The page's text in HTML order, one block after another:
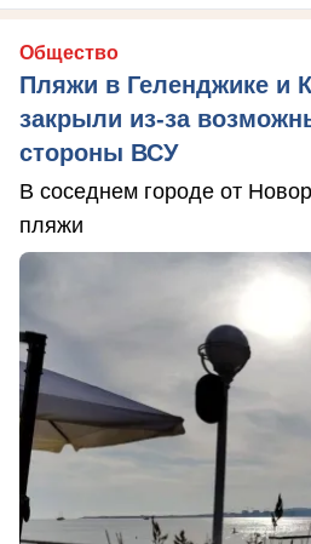
Общество
Пляжи в Геленджике и
закрыли из-за
стороны ВСУ
В соседнем городе от
пляжи